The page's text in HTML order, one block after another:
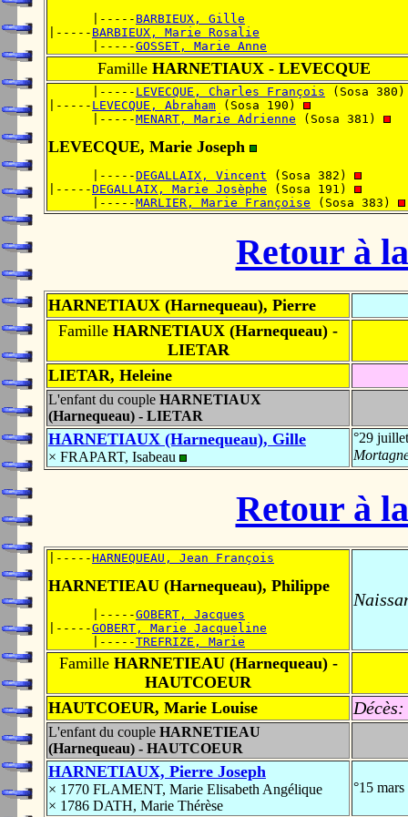
      |-----
BARBIEUX, Gille
|----- BARBIEUX, Marie Rosalie
      |-----
GOSSET, Marie Anne
Famille HARNETIAUX - LEVECQUE
      |-----
LEVECQUE, Charles François (Sosa
|----- LEVECQUE, Abraham (Sosa 190)
      |-----
MENART, Marie Adrienne (Sosa 381)
LEVECQUE, Marie Joseph
      |-----
DEGALLAIX, Vincent (Sosa 382)
|-----DEGALLAIX, Marie Josèphe (Sosa 191)
      |-----
MARLIER, Marie Françoise (Sosa 383)
Retour à
HARNETIAUX (Harnequeau), Pierre
Famille HARNETIAUX (Harnequeau) -
LIETAR
LIETAR, Heleine
L'enfant du couple HARNETIAUX
(Harnequeau) - LIETAR
HARNETIAUX (Harnequeau), Gille
× FRAPART, Isabeau
°29
Retour à
|-----HARNEQUEAU, Jean François
HARNETIEAU (Harnequeau), Philippe
      |-----
GOBERT, Jacques
|-----GOBERT, Marie Jacqueline
      |-----
TREFRIZE, Marie
FamilleHARNETIEAU (Harnequeau) -
HAUTCOEUR
HAUTCOEUR, Marie Louise
Décès:
L'enfant du couple HARNETIEAU
(Harnequeau) - HAUTCOEUR
HARNETIAUX, Pierre Joseph
× 1770 FLAMENT, Marie Elisabeth Angélique
× 1786 DATH, Marie Thérèse
°15